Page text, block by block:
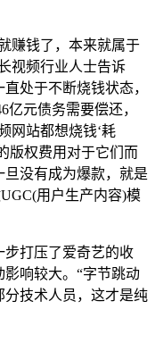
赚钱了，本来就属于
视频行业人士告诉
处于不断烧钱状态，
亿元债务需要偿还，
网站都想烧钱‘耗
版权费用对于它们而
没有成为爆款，就是
用户生产内容)模
步打压了爱奇艺的收
响较大。“字节跳动
技术人员，这才是纯